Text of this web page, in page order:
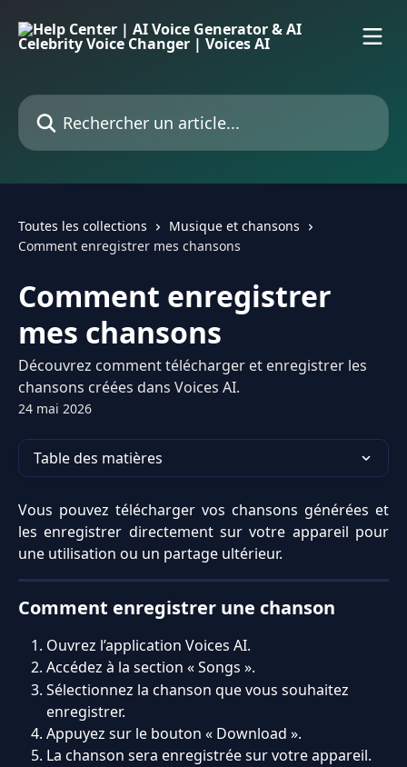
Rechercher un article...
Toutes les collections
Musique et chansons
Comment enregistrer mes chansons
Comment enregistrer
mes chansons
Découvrez comment télécharger et enregistrer les
chansons créées dans Voices AI.
24 mai 2026
Table des matières
Vous pouvez télécharger vos chansons générées et
les enregistrer directement sur votre appareil pour
une utilisation ou un partage ultérieur.
Comment enregistrer une chanson
Ouvrez l’application Voices AI.
Accédez à la section « Songs ».
Sélectionnez la chanson que vous souhaitez
enregistrer.
Appuyez sur le bouton « Download ».
La chanson sera enregistrée sur votre appareil.